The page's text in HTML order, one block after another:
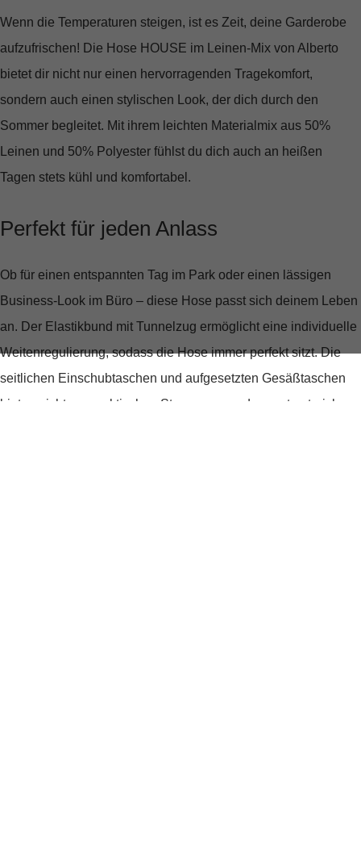
Wenn die Temperaturen steigen, ist es Zeit, deine Garderobe
aufzufrischen! Die Hose HOUSE im Leinen-Mix von Alberto
bietet dir nicht nur einen hervorragenden Tragekomfort,
sondern auch einen stylischen Look, der dich durch den
Sommer begleitet. Mit ihrem leichten Materialmix aus 50%
Leinen und 50% Polyester fühlst du dich auch an heißen
Tagen stets kühl und komfortabel.
Perfekt für jeden Anlass
Ob für einen entspannten Tag im Park oder einen lässigen
Business-Look im Büro – diese Hose passt sich deinem Leben
an. Der Elastikbund mit Tunnelzug ermöglicht eine individuelle
Weitenregulierung, sodass die Hose immer perfekt sitzt. Die
seitlichen Einschubtaschen und aufgesetzten Gesäßtaschen
bieten nicht nur praktischen Stauraum, sondern unterstreichen